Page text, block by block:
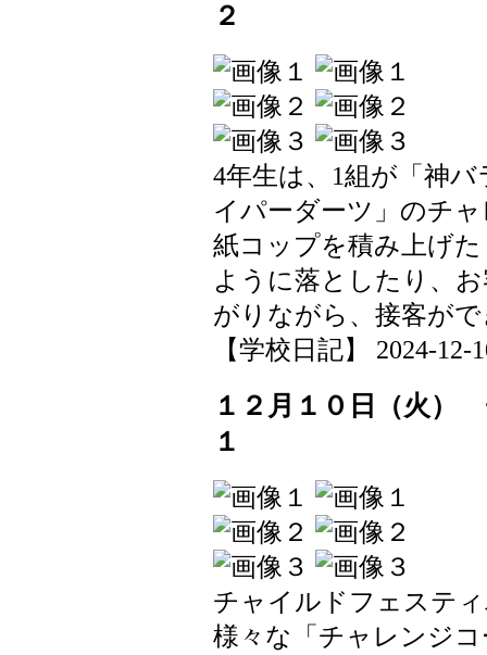
２
4年生は、1組が「神
イパーダーツ」のチ
紙コップを積み上げ
ように落としたり、
がりながら、接客が
【学校日記】 2024-12-
１２月１０日（火
１
チャイルドフェステ
様々な「チャレンジ